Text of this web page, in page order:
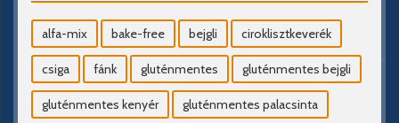
alfa-mix bake-free bejgli ciroklisztkeverék
csiga fánk gluténmentes gluténmentes bejgli
gluténmentes kenyér gluténmentes palacsinta